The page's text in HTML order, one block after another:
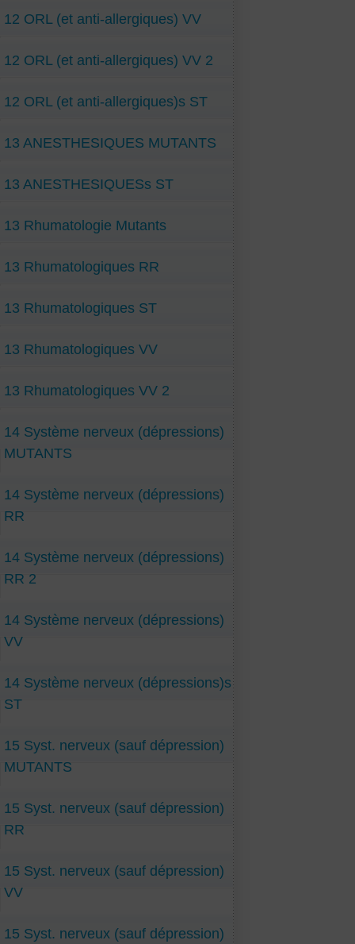
12 ORL (et anti-allergiques) VV
12 ORL (et anti-allergiques) VV 2
12 ORL (et anti-allergiques)s ST
13 ANESTHESIQUES MUTANTS
13 ANESTHESIQUESs ST
13 Rhumatologie Mutants
13 Rhumatologiques RR
13 Rhumatologiques ST
13 Rhumatologiques VV
13 Rhumatologiques VV 2
14 Système nerveux (dépressions)
MUTANTS
14 Système nerveux (dépressions)
RR
14 Système nerveux (dépressions)
RR 2
14 Système nerveux (dépressions)
VV
14 Système nerveux (dépressions)s
ST
15 Syst. nerveux (sauf dépression)
MUTANTS
15 Syst. nerveux (sauf dépression)
RR
15 Syst. nerveux (sauf dépression)
VV
15 Syst. nerveux (sauf dépression)